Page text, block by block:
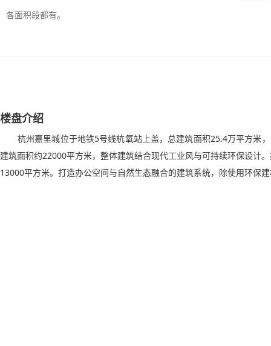
各面积段都有。
楼盘介绍
杭州嘉里城位于地铁5号线杭氧站上盖，总建筑面积25.4万平方米
建筑面积约22000平方米，整体建筑结合现代工业风与可持续环保设计
13000平方米。打造办公空间与自然生态融合的建筑系统，除使用环保